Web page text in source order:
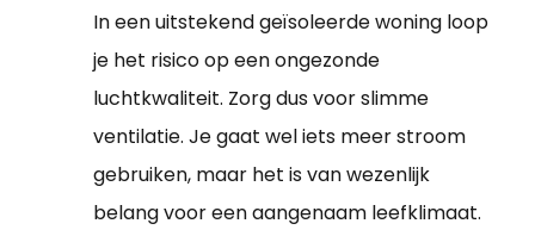
In een uitstekend geïsoleerde woning loop
je het risico op een ongezonde
luchtkwaliteit. Zorg dus voor slimme
ventilatie. Je gaat wel iets meer stroom
gebruiken, maar het is van wezenlijk
belang voor een aangenaam leefklimaat.